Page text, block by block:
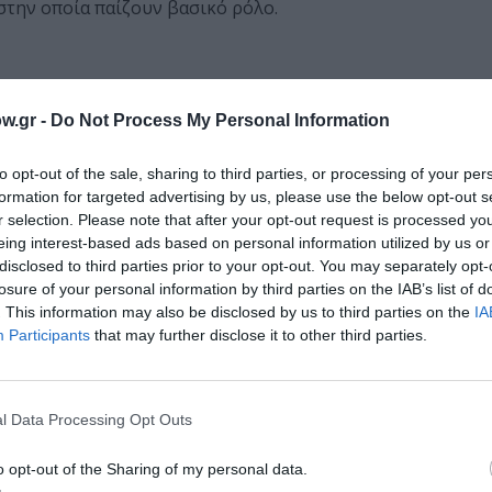
- Do Not Process My Personal Information
opt-out of the sale, sharing to third parties, or processing of your
for targeted advertising by us, please use the below opt-out
selection. Please note that after your opt-out request is processed
interest-based ads based on personal information utilized by us
to third parties prior to your opt-out. You may separately
of your personal information by third parties on the IAB’s list of
This information may also be disclosed by us to third parties on the
Participants that may further disclose it to other third parties.
Data Processing Opt Outs
opt-out of the Sharing of my personal data.
οποία παίζουν βασικό ρόλο.
Soureh Film University, σκηνοθέτησε αρχικά τρεις
από 100 βραβεία παγκοσμίως. Το μεγάλου μήκους
Σεναρίου στο Διεθνές Φεστιβάλ Κινηματογράφου Fajr
6.5 Εκτός Ελέγχου (2019), έκανε πρεμιέρα στο τμήμα
Ξένης Ταινίας και κέρδισε το Βραβείο
τα Αδέρφια της είναι η τρίτη μεγάλου μήκους ταινία